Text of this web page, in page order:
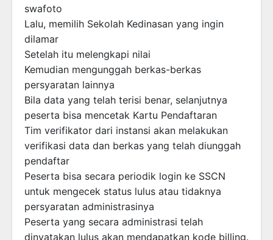
swafoto
Lalu, memilih Sekolah Kedinasan yang ingin
dilamar
Setelah itu melengkapi nilai
Kemudian mengunggah berkas-berkas
persyaratan lainnya
Bila data yang telah terisi benar, selanjutnya
peserta bisa mencetak Kartu Pendaftaran
Tim verifikator dari instansi akan melakukan
verifikasi data dan berkas yang telah diunggah
pendaftar
Peserta bisa secara periodik login ke SSCN
untuk mengecek status lulus atau tidaknya
persyaratan administrasinya
Peserta yang secara administrasi telah
dinyatakan lulus akan mendapatkan kode billing.